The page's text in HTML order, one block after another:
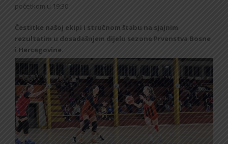
početkom u 19:30.
Čestitke našoj ekipi i stručnom štabu na sjajnim
rezultatim u dosadašnjem dijelu sezone Prvenstva Bosne
i Hercegovine.